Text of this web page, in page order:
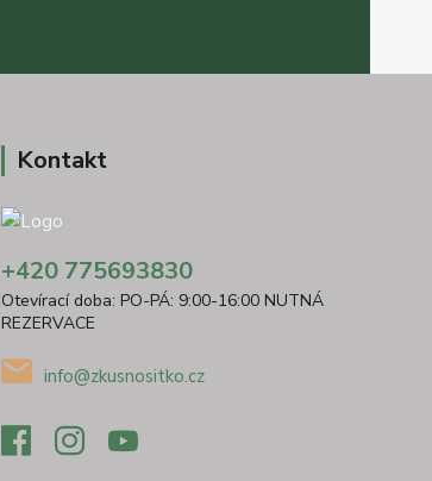
Kontakt
+420 775693830
Otevírací doba: PO-PÁ: 9:00-16:00 NUTNÁ
REZERVACE
info@zkusnositko.cz